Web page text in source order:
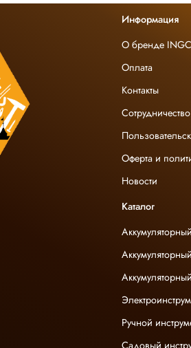
продавца поможет нам улучшать
Информация
О бренде
Оплата
Контакты
Сотрудничество
Оферта и
Новости
Каталог
Ручной